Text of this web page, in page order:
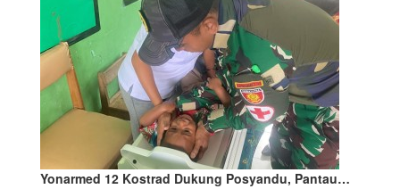
Yonarmed 12 Kostrad Dukung Posyandu, Pantau…